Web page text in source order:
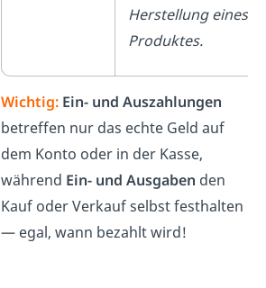
Herstellung eines
Produktes.
Wichtig: Ein- und Auszahlungen
betreffen nur das echte Geld auf
dem Konto oder in der Kasse,
während Ein- und Ausgaben den
Kauf oder Verkauf selbst festhalten
— egal, wann bezahlt wird!